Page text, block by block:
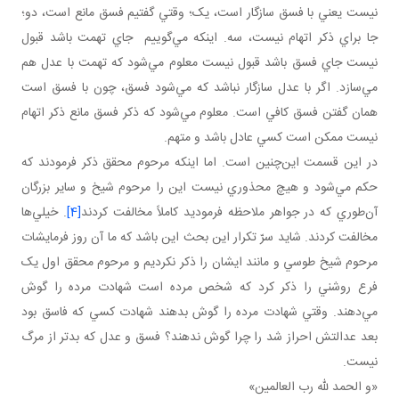
نيست يعني با فسق سازگار است، يک؛ وقتي گفتيم فسق مانع است، دو؛
جا براي ذکر اتهام نيست، سه. اينکه مي‌گوييم جاي تهمت باشد قبول
نيست جاي فسق باشد قبول نيست معلوم مي‌شود که تهمت با عدل هم
مي‌سازد. اگر با عدل سازگار نباشد که مي‌شود فسق، چون با فسق است
همان گفتن فسق کافي است. معلوم مي‌شود که ذکر فسق مانع ذکر اتهام
نيست ممکن است کسي عادل باشد و متهم.
در اين قسمت اين‌چنين است. اما اينکه مرحوم محقق ذکر فرمودند که
حکم مي‌شود و هيچ محذوري نيست اين را مرحوم شيخ و ساير بزرگان
آن‌طوري که در جواهر ملاحظه فرموديد کاملاً مخالفت کردند[4] . خيلي‌ها
مخالفت کردند. شايد سرّ تکرار اين بحث اين باشد که ما آن روز فرمايشات
مرحوم شيخ طوسي و مانند ايشان را ذکر نکرديم و مرحوم محقق اول يک
فرع روشني را ذکر کرد که شخص مرده است شهادت مرده را گوش
مي‌دهند. وقتي شهادت مرده را گوش بدهند شهادت کسي که فاسق بود
بعد عدالتش احراز شد را چرا گوش ندهند؟ فسق و عدل که بدتر از مرگ
نيست.
«و الحمد لله رب العالمين»